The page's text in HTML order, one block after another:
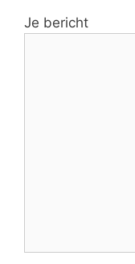
Je bericht